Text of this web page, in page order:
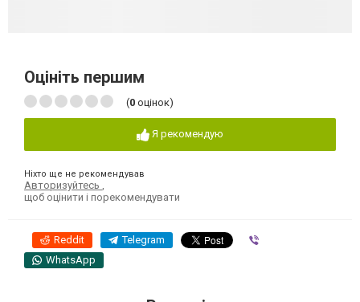
Оцініть першим
(0 оцінок)
Я рекомендую
Ніхто ще не рекомендував
Авторизуйтесь
щоб оцінити і порекомендувати
Reddit Telegram
WhatsApp